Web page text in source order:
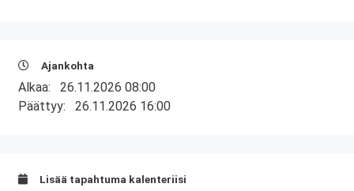
Ajankohta
Alkaa: 26.11.2026 08:00
Päättyy: 26.11.2026 16:00
Lisää tapahtuma kalenteriisi